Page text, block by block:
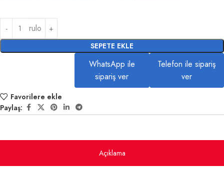
rulo
SEPETE EKLE
WhatsApp ile
sipariş ver
Telefon ile sipariş
ver
Favorilere ekle
Paylaş:
Açıklama